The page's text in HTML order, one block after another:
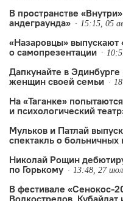
В пространстве
андеграунда»
15:15, 05
«Назаровцы»
о самопрезентации
Дапкунайте в
женщин своей семьи
На «Таганке»
и психологический
Мульков и Патлай
спектакль о больничных
Николай Рощин
по Горькому
13:48, 27
В фестивале «Сенокос-
Волкострелов, Кубайлат